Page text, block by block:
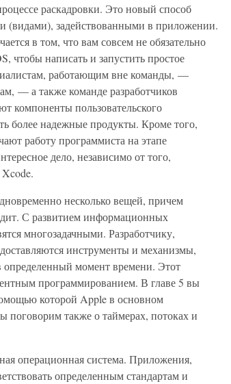
раскадровки. Это новый способ
(видами), задействованными в приложении.
в том, что вам совсем не обязательно
чтобы написать и запустить простое
работающим вне команды, —
— а также команде разработчиков
компоненты пользовательского
более надежные продукты. Кроме того,
работу программиста на этапе
дело, независимо от того,
несколько вещей, причем
С развитием информационных
многозадачными. Разработчику,
инструменты и механизмы,
определенный момент времени. Этот
программированием. В главе 5 вы
которой Apple в основном
поговорим также о таймерах, потоках и
операционная система. Приложения,
определенным стандартам и